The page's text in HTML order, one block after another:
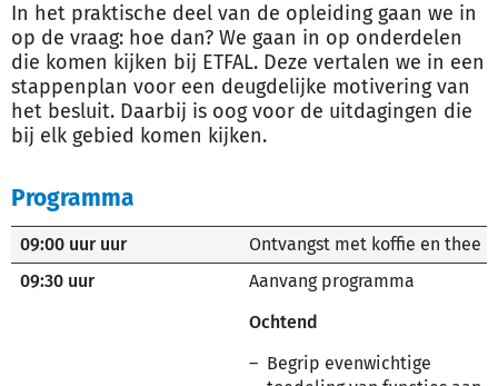
In het praktische deel van de opleiding gaan we in
op de vraag: hoe dan? We gaan in op onderdelen
die komen kijken bij ETFAL. Deze vertalen we in een
stappenplan voor een deugdelijke motivering van
het besluit. Daarbij is oog voor de uitdagingen die
bij elk gebied komen kijken.
Programma
09:00 uur uur
Ontvangst met koffie en thee
09:30 uur
Aanvang programma
Ochtend
Begrip evenwichtige